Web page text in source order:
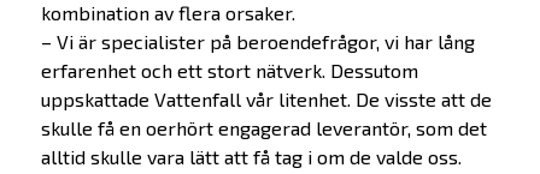
kombination av flera orsaker.
– Vi är specialister på beroendefrågor, vi har lång
erfarenhet och ett stort nätverk. Dessutom
uppskattade Vattenfall vår litenhet. De visste att de
skulle få en oerhört engagerad leverantör, som det
alltid skulle vara lätt att få tag i om de valde oss.